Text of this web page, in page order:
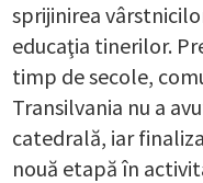
sprijinirea
educaţia tinerilor.
timp de secole,
Transilvania nu a
catedrală, iar
nouă etapă în